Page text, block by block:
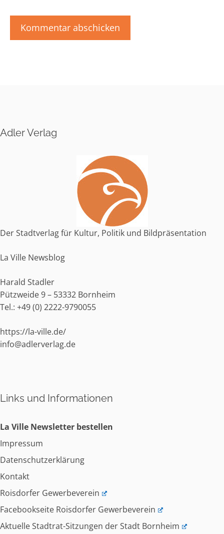
a
Adler Verlag
Der Stadtverlag für Kultur, Politik und Bildpräsentation
La Ville Newsblog
Harald Stadler
Pützweide 9 – 53332 Bornheim
Tel.: +49 (0) 2222-9790055
https://la-ville.de/
info@adlerverlag.de
Links und Informationen
La Ville Newsletter bestellen
Impressum
Datenschutzerklärung
Kontakt
Roisdorfer Gewerbeverein
Facebookseite Roisdorfer Gewerbeverein
Aktuelle Stadtrat-Sitzungen der Stadt Bornheim